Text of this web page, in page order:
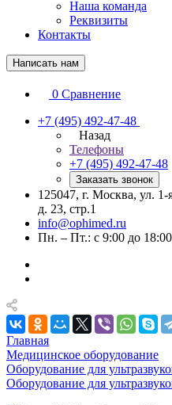
Наша команда
Реквизиты
Контакты
Написать нам
0 Сравнение
+7 (495) 492-47-48
Назад
Телефоны
+7 (495) 492-47-48
Заказать звонок
125047, г. Москва, ул. 1-
д. 23, стр.1
info@ophimed.ru
Пн. – Пт.: с 9:00 до 18:00
Главная
Медицинское оборудование
Оборудование для
Оборудование для